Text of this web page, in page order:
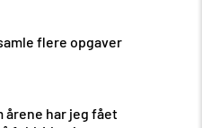
flere opgaver
årene har jeg fået